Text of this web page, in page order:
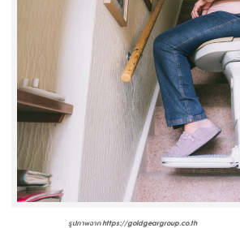
รูปภาพจาก https://goldgeargroup.co.th